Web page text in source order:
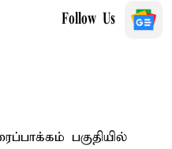
Follow Us
பகுதியில்